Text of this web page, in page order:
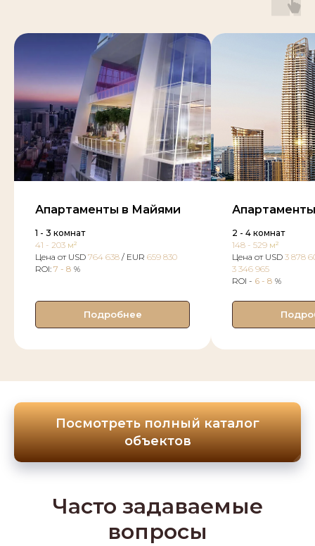
Апартаменты в Майями
1 - 3 комнат
41 - 203 м²
Цена от USD 764 638 / EUR 659 830
ROI: 7 - 8 %
Подробнее
2 - 4 комнат
148 - 529 м²
Цена от USD 3 878
3 346 965
ROI - 6 - 8 %
Посмотреть полный каталог
объектов
Часто задаваемые
вопросы